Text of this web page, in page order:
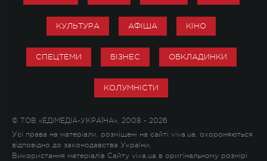
КУЛЬТУРА АФІША КІНО
СПЕЦТЕМИ БІЗНЕС ОБКЛАДИНКИ
КОЛУМНІСТИ
© ТОВ «ЕДІМЕДІА-УКРАЇНА», 2008 - 2026
Усі права на матеріали, розміщені на сайті viva.ua, охороняються
відповідно до законодавства України.
Використання матеріалів Сайту viva.ua в оригінальному розмірі